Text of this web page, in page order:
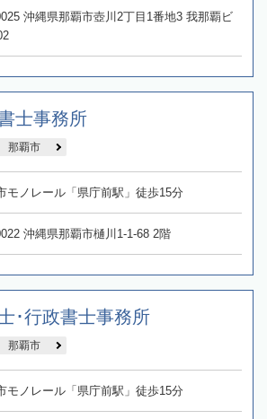
沖縄県那覇市壺川2丁目1番地3 我那覇ビ
士事務所
那覇市
モノレール「県庁前駅」徒歩15分
沖縄県那覇市樋川1-1-68 2階
･行政書士事務所
那覇市
モノレール「県庁前駅」徒歩15分